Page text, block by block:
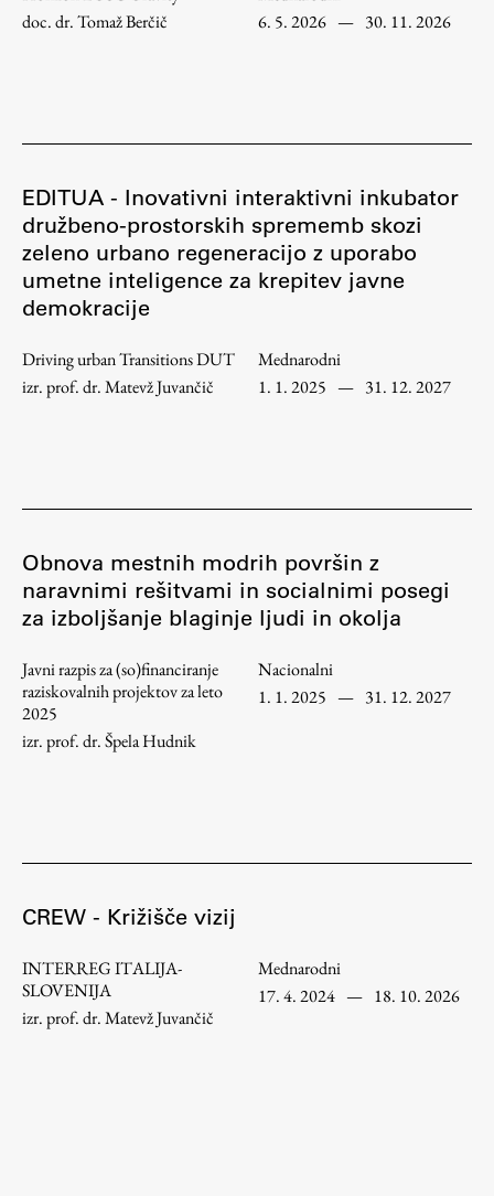
Študij
Študentske informacije
Urniki
Zaključek študija
Mednarodne izmenjave
Študijske prakse
Spletna učilnica
ŠIS (SI)
Novice
Koledar dogodkov
doc. dr. Tomaž Berčič
6. 5. 2026 — 30. 11. 2026
EDITUA - Inovativni interaktivni inkubator
družbeno-prostorskih sprememb skozi
zeleno urbano regeneracijo z uporabo
umetne inteligence za krepitev javne
demokracije
Driving urban Transitions DUT
izr. prof. dr. Matevž Juvančič
Mednarodni
1. 1. 2025 — 31. 12. 2027
Obnova mestnih modrih površin z
naravnimi rešitvami in socialnimi posegi
za izboljšanje blaginje ljudi in okolja
Javni razpis za (so)financiranje
raziskovalnih projektov za leto
2025
izr. prof. dr. Špela Hudnik
Nacionalni
1. 1. 2025 — 31. 12. 2027
CREW - Križišče vizij
INTERREG ITALIJA-
SLOVENIJA
izr. prof. dr. Matevž Juvančič
Mednarodni
17. 4. 2024 — 18. 10. 2026